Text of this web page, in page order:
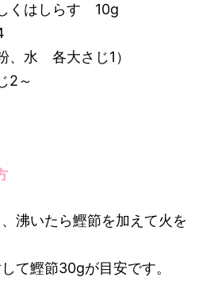
くはしらす 10g
、水 各大さじ1）
2～
沸いたら鰹節を加えて火を
て鰹節30gが目安です。